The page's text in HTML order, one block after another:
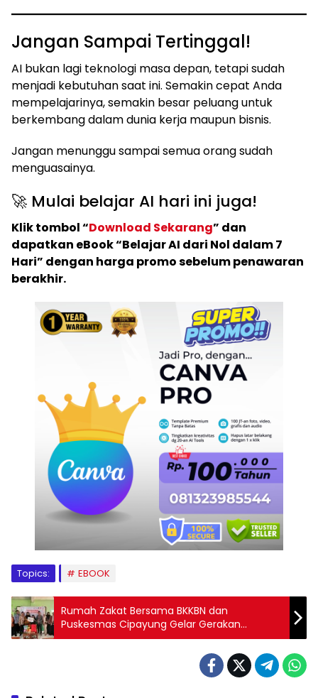
Jangan Sampai Tertinggal!
AI bukan lagi teknologi masa depan, tetapi sudah
menjadi kebutuhan saat ini. Semakin cepat Anda
mempelajarinya, semakin besar peluang untuk
berkembang dalam dunia kerja maupun bisnis.
Jangan menunggu sampai semua orang sudah
menguasainya.
🚀 Mulai belajar AI hari ini juga!
Klik tombol “Download Sekarang” dan
dapatkan eBook “Belajar AI dari Nol dalam 7
Hari” dengan harga promo sebelum penawaran
berakhir.
Topics: EBOOK
Rumah Zakat Bersama BKKBN dan
Puskesmas Cipayung Gelar Gerakan
Bersama Cegah Stunting di Desa